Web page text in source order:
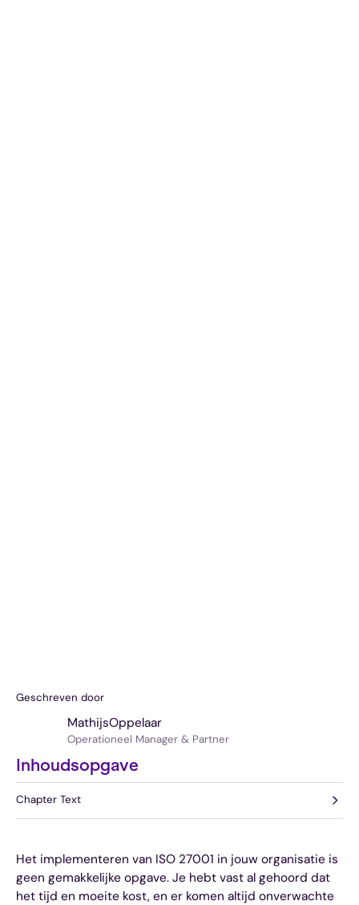
Geschreven door
MathijsOppelaar
Operationeel Manager & Partner
Inhoudsopgave
Chapter Text
Het implementeren van ISO 27001 in jouw organisatie is
geen gemakkelijke opgave. Je hebt vast al gehoord dat
het tijd en moeite kost, en er komen altijd onverwachte